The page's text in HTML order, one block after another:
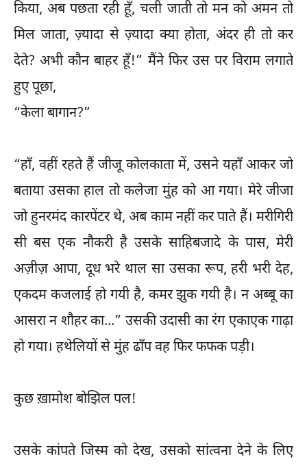
किया, अब पछता रही हूँ, चली जाती तो मन को अमन तो
मिल जाता, ज़्यादा से ज़्यादा क्या होता, अंदर ही तो कर
देते? अभी कौन बाहर हूँ!” मैंने फिर उस पर विराम लगाते
हुए पूछा,
“केला बागान?”
“हाँ, वहीं रहते हैं जीजू कोलकाता में, उसने यहाँ आकर जो
बताया उसका हाल तो कलेजा मुंह को आ गया। मेरे जीजा
जो हुनरमंद कारपेंटर थे, अब काम नहीं कर पाते हैं। मरीगिरी
सी बस एक नौकरी है उसके साहिबजादे के पास, मेरी
अज़ीज़ आपा, दूध भरे थाल सा उसका रूप, हरी भरी देह,
एकदम कजलाई हो गयी है, कमर झुक गयी है। न अब्बू का
आसरा न शौहर का...” उसकी उदासी का रंग एकाएक गाढ़ा
हो गया। हथेलियों से मुंह ढाँप वह फिर फफक पड़ी।
कुछ ख़ामोश बोझिल पल!
उसके कांपते जिस्म को देख, उसको सांत्वना देने के लिए